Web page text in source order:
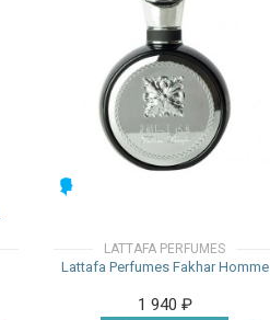
LATTAFA PERFUMES
Lattafa Perfumes Fakhar Homme
1 940 ₽